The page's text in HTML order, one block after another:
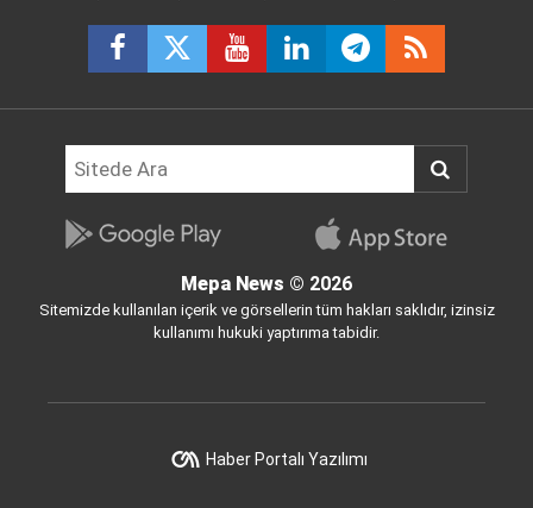
Mepa News © 2026
Sitemizde kullanılan içerik ve görsellerin tüm hakları saklıdır, izinsiz
kullanımı hukuki yaptırıma tabidir.
Haber Portalı Yazılımı